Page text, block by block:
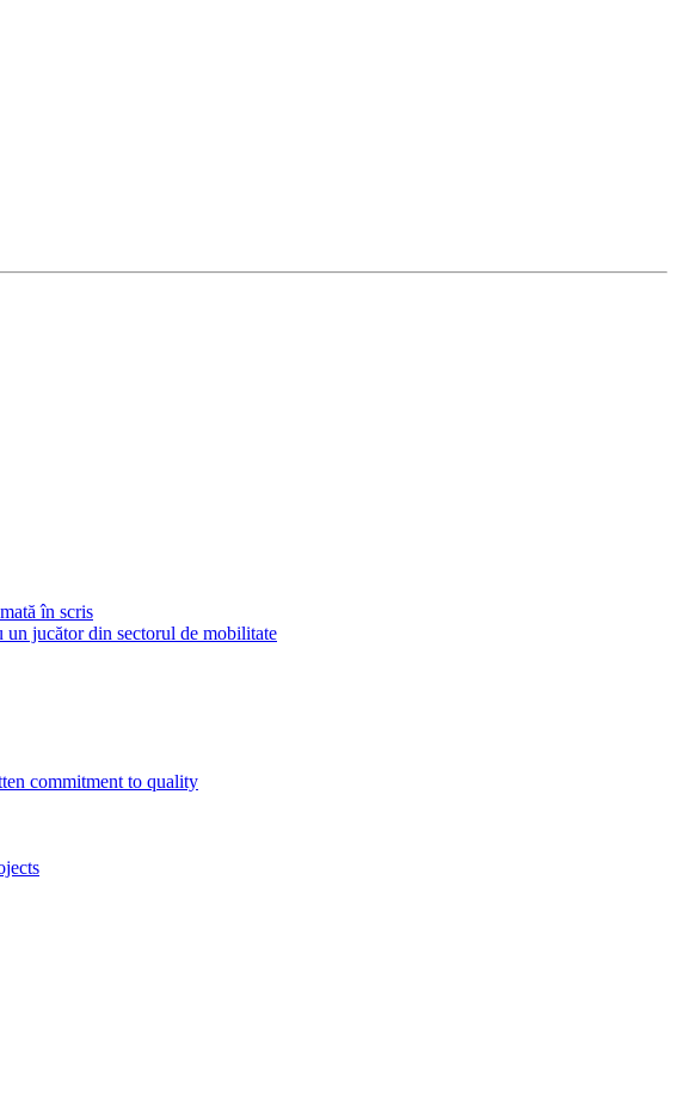
în scris
un jucător din sectorul de mobilitate
commitment to quality